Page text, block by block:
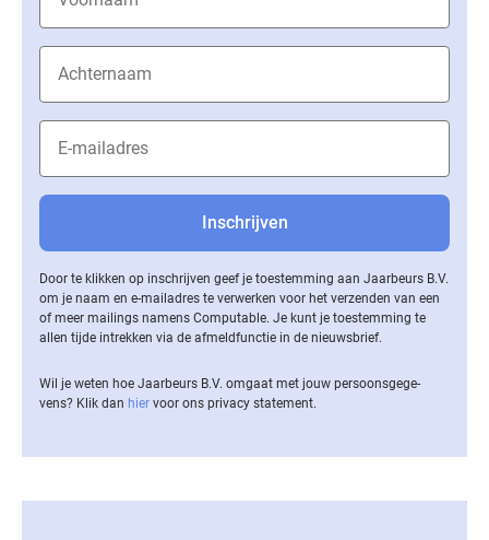
Door te klikken op inschrijven geef je toestemming aan Jaarbeurs B.V.
om je naam en e-mailadres te verwerken voor het verzenden van een
of meer mailings namens Computable. Je kunt je toestemming te
allen tijde intrekken via de af­meld­func­tie in de nieuwsbrief.
Wil je weten hoe Jaarbeurs B.V. omgaat met jouw per­soons­ge­ge­
vens? Klik dan hier voor ons privacy statement.